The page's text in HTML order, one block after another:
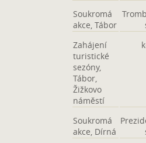
Soukromá
akce, Tábor
Zahájení
turistické
sezóny,
Tábor,
Žižkovo
náměstí
Soukromá
akce, Dírná